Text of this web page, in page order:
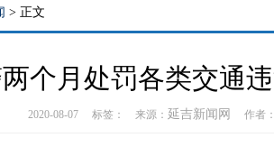
> 正文
个月处罚各类交通
2020-08-07 标签： 来源： 延吉新闻网 作者：